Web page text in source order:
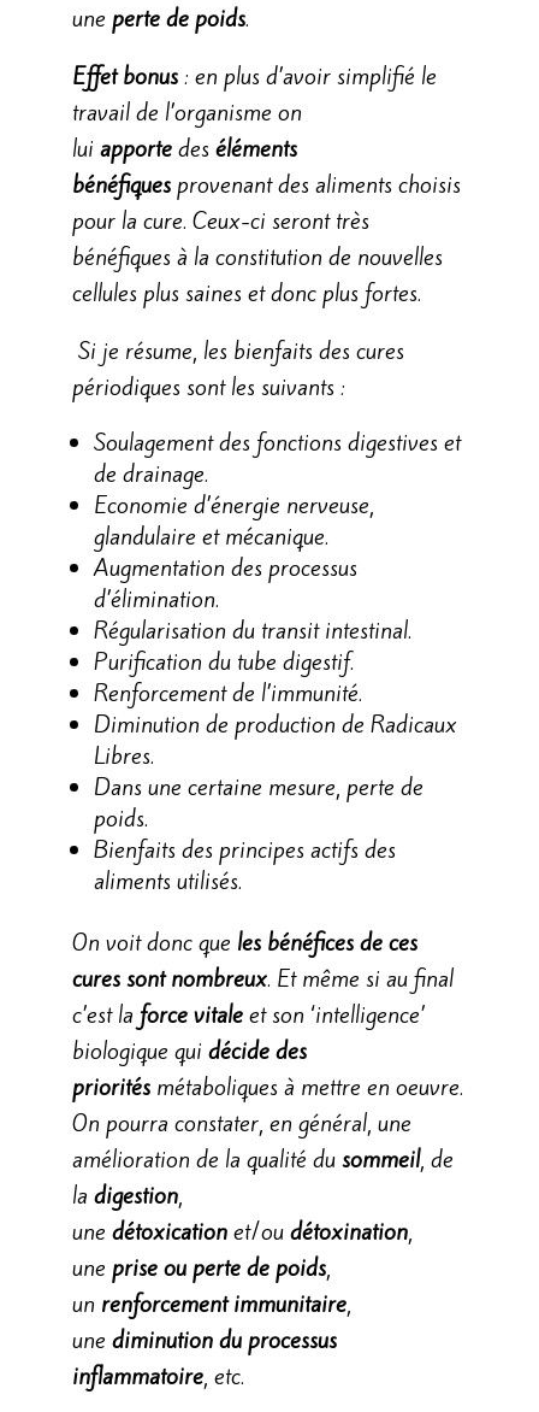
une perte de poids.
Effet bonus: en plus d’avoir simplifié le
travail de l’organisme on
lui apportedes éléments
bénéfiquesprovenant des aliments choisis
pour la cure. Ceux-ci seront très
bénéfiques à la constitution de nouvelles
cellules plus saines et donc plus fortes.
Si je résume, les bienfaits des cures
périodiques sont les suivants :
Soulagement des fonctions digestives et
de drainage.
Economie d’énergie nerveuse,
glandulaire et mécanique.
Augmentation des processus
d’élimination.
Régularisation du transit intestinal.
Purification du tube digestif.
Renforcement de l’immunité.
Diminution de production de Radicaux
Libres.
Dans une certaine mesure, perte de
poids.
Bienfaits des principes actifs des
aliments utilisés.
On voit donc que les bénéfices de ces
cures sont nombreux. Et même si au final
c’est la force vitaleet son ‘intelligence’
biologique qui décide des
prioritésmétaboliques à mettre en oeuvre.
On pourra constater, en général, une
amélioration de la qualité dusommeil, de
la digestion,
une détoxicationet/oudétoxination,
une prise ou perte de poids,
un renforcement immunitaire,
une diminution du processus
inflammatoire, etc.